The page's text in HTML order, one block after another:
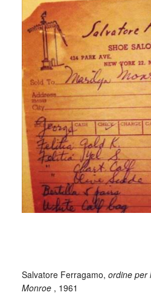
Salvatore Ferragamo, ordine per
Monroe, 1961